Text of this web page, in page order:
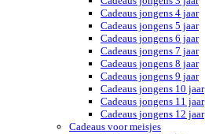
Cadeaus jongens 4 jaar
Cadeaus jongens 5 jaar
Cadeaus jongens 6 jaar
Cadeaus jongens 7 jaar
Cadeaus jongens 8 jaar
Cadeaus jongens 9 jaar
Cadeaus jongens 10 jaar
Cadeaus jongens 11 jaar
Cadeaus jongens 12 jaar
Cadeaus voor meisjes